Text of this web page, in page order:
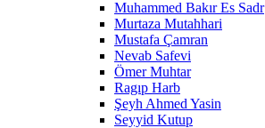
Muhammed Bakır Es Sadr
Murtaza Mutahhari
Mustafa Çamran
Nevab Safevi
Ömer Muhtar
Ragıp Harb
Şeyh Ahmed Yasin
Seyyid Kutup